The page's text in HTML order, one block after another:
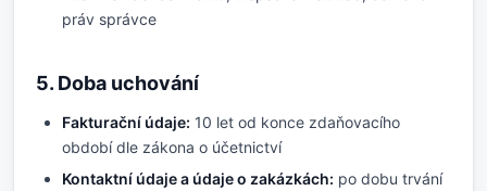
práv správce
5. Doba uchování
Fakturační údaje: 10 let od konce zdaňovacího
období dle zákona o účetnictví
Kontaktní údaje a údaje o zakázkách: po dobu trvání